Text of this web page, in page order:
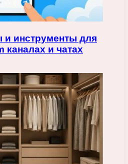
инструменты для
каналах и чатах